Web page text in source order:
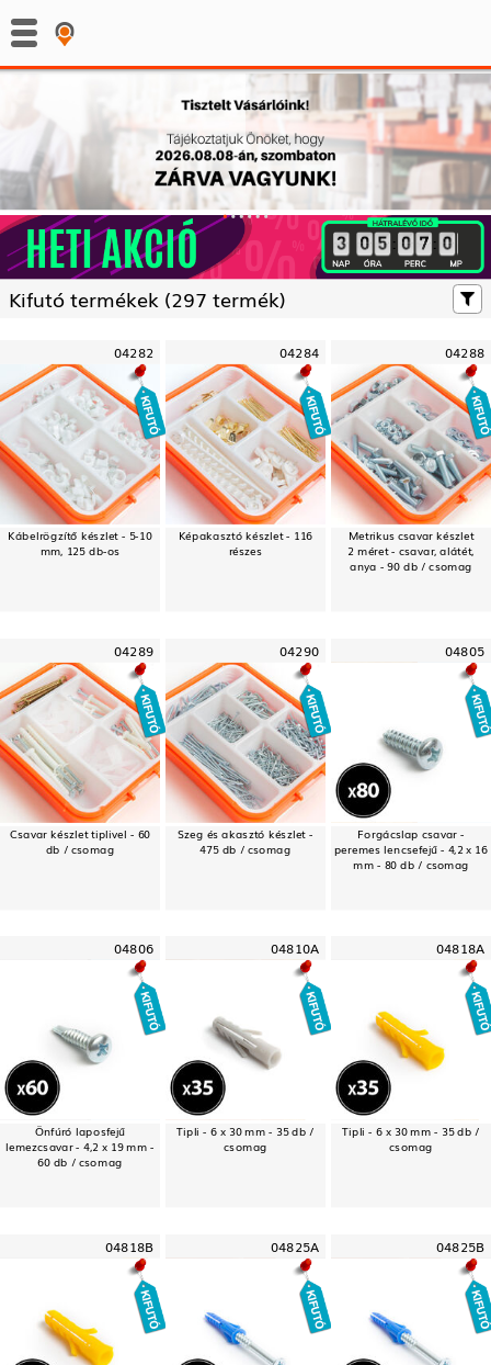
: :
Kifutó termékek (297 termék)
04282
Kábelrögzítő készlet - 5-10
mm, 125 db-os
04284
Képakasztó készlet - 116
részes
04288
Metrikus csavar készlet
2 méret - csavar, alátét,
anya - 90 db / csomag
04289
Csavar készlet tiplivel - 60
db / csomag
04290
Szeg és akasztó készlet -
475 db / csomag
04805
Forgácslap csavar -
peremes lencsefejű - 4,2 x 16
mm - 80 db / csomag
04806
Önfúró laposfejű
lemezcsavar - 4,2 x 19 mm -
60 db / csomag
04810A
Tipli - 6 x 30 mm - 35 db /
csomag
04818A
Tipli - 6 x 30 mm - 35 db /
csomag
04818B 04825A 04825B